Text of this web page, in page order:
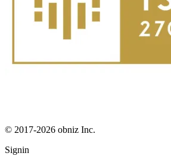
© 2017-2026 obniz Inc.
Signin